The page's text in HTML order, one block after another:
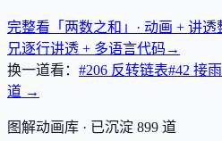
完整看「两数之和」· 动画 + 讲透
兄逐行讲透 + 多语言代码 →
换一道看： #206 反转链表#42 接
道 →
图解动画库 · 已沉淀 899 道